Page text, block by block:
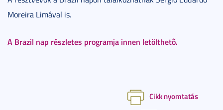
Moreira Limával is.
A Brazil nap részletes programja innen letölthető.
Cikk nyomtatás